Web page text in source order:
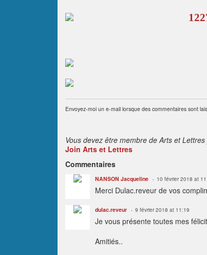
Envoyez-moi un e-mail lorsque des commentaires sont
Vous devez être membre de Arts et
Join Arts et Lettres
Commentaires
NANSON Jacqueline 10 février 2018 at
Merci Dulac.reveur de vos
dulac.reveur 9 février 2018 at 11:19
Je vous présente toutes mes
Amitiés..